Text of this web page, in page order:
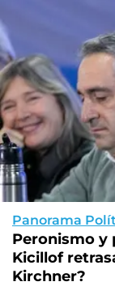
Panorama
Peronismo y
Kicillof
Kirchner?